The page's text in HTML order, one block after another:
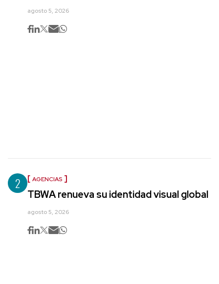
agosto 5, 2026
2 AGENCIAS
TBWA renueva su identidad visual global
agosto 5, 2026